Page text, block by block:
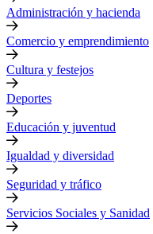
Administración y hacienda
Comercio y emprendimiento
Cultura y festejos
Deportes
Educación y juventud
Igualdad y diversidad
Seguridad y tráfico
Servicios Sociales y Sanidad